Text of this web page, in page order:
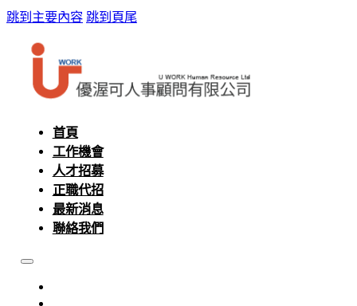
跳到主要內容 跳到頁尾
首頁
工作機會
人才招募
正職代招
最新消息
聯絡我們